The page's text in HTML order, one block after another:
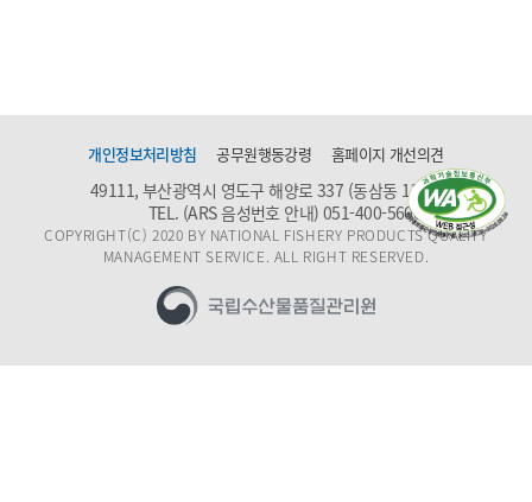
개인정보처리방침 공무원행동강령 홈페이지 개선의견
49111, 부산광역시 영도구 해양로 337 (동삼동 1159)
TEL. (ARS 음성번호 안내)051-400-5600
COPYRIGHT(C) 2020 BY NATIONAL FISHERY PRODUCTS QUALITY
MANAGEMENT SERVICE. ALL RIGHT RESERVED.